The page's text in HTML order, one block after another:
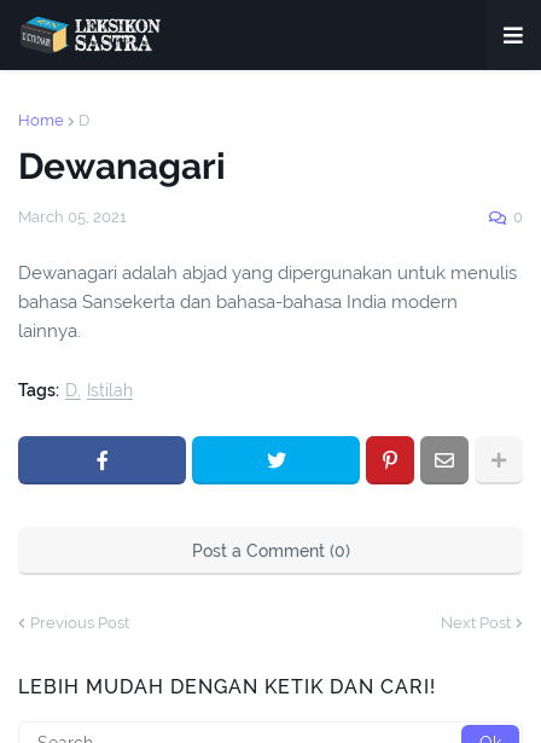
Home D
Dewanagari
March 05, 2021 0
Dewanagari adalah abjad yang dipergunakan untuk menulis
bahasa Sansekerta dan bahasa-bahasa India modern
lainnya.
Tags: D Istilah
Post a Comment (0)
Previous Post Next Post
LEBIH MUDAH DENGAN KETIK DAN CARI!